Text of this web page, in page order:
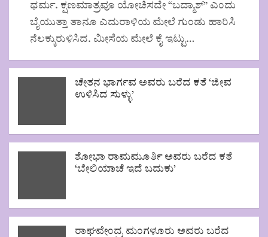
ಧರ್ಮ. ಕ್ಷಣಮಾತ್ರವೂ ಯೋಚಿಸದೇ “ಬದ್ಮಾಶ್” ಎಂದು
ಬೈಯುತ್ತಾ ತಾನೂ ಎದುರಾಳಿಯ ಮೇಲೆ ಗುಂಡು ಹಾರಿಸಿ
ನೆಲಕ್ಕುರುಳಿಸಿದ. ಮೀಸೆಯ ಮೇಲೆ ಕೈ ಇಟ್ಟು…
ಚೇತನ ಭಾರ್ಗವ ಅವರು ಬರೆದ ಕತೆ ‘ಜೀವ
ಉಳಿಸಿದ ಸುಳ್ಳು’
ಶೋಭಾ ರಾಮಮೂರ್ತಿ ಅವರು ಬರೆದ ಕತೆ
‘ಬೇಲಿಯಾಚೆ ಇದೆ ಬದುಕು’
ರಾಘವೇಂದ್ರ ಮಂಗಳೂರು ಅವರು ಬರೆದ